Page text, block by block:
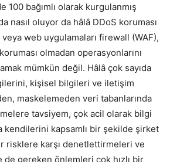
100 bağımlı olarak kurgulanmış
nasıl oluyor da hâlâ DDoS koruması
web uygulamaları firewall (WAF),
olmadan operasyonlarını
mümkün değil. Hâlâ çok sayıda
kişisel bilgileri ve iletişim
maskelemeden veri tabanlarında
tavsiyem, çok acil olarak bilgi
kendilerini kapsamlı bir şekilde şirket
risklere karşı denetlettirmeleri ve
de gereken önlemleri çok hızlı bir